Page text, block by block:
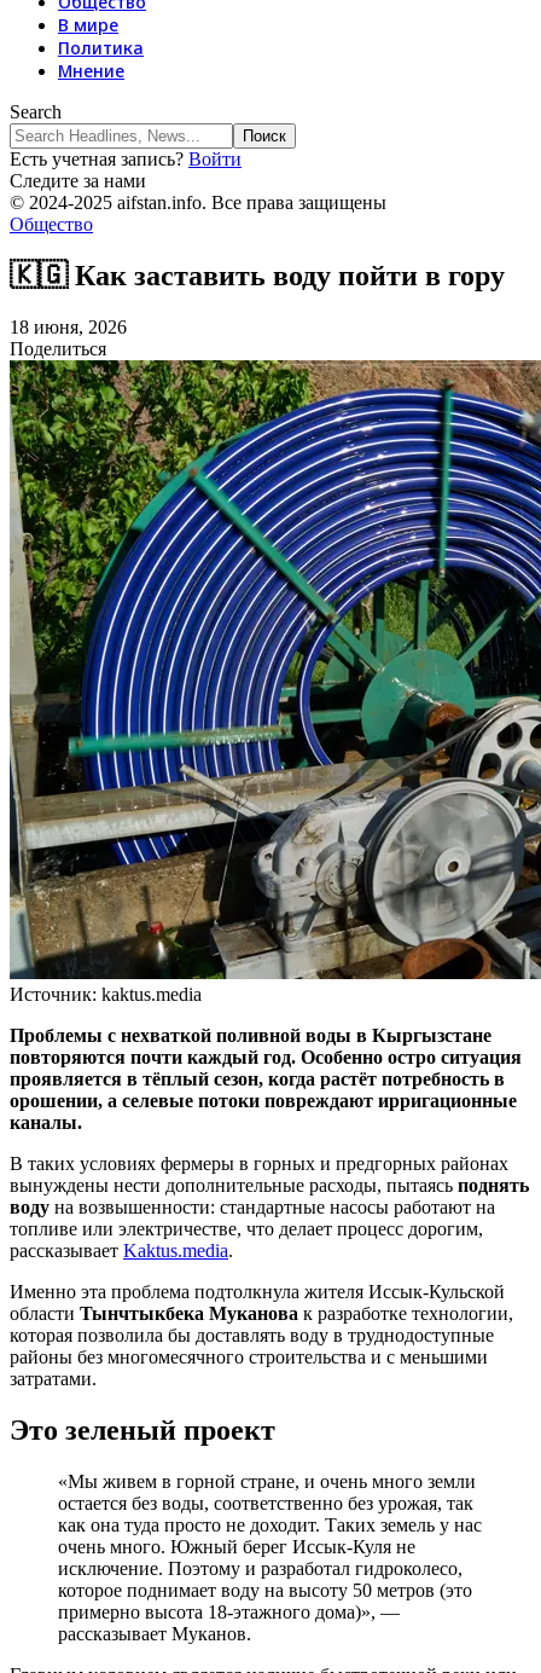
В мире
Политика
Мнение
Search
Есть учетная запись? Войти
Следите за нами
© 2024-2025 aifstan.info. Все права защищены
Общество
🇰🇬 Как заставить воду пойти в гору
18 июня, 2026
Поделиться
Источник: kaktus.media
Проблемы с нехваткой поливной воды в Кыргызстане
повторяются почти каждый год. Особенно остро ситуация
проявляется в тёплый сезон, когда растёт потребность в
орошении, а селевые потоки повреждают ирригационные
каналы.
В таких условиях фермеры в горных и предгорных районах
вынуждены нести дополнительные расходы, пытаясь поднять
воду на возвышенности: стандартные насосы работают на
топливе или электричестве, что делает процесс дорогим,
рассказывает Kaktus.media.
Именно эта проблема подтолкнула жителя Иссык‑Кульской
области Тынчтыкбека Муканова к разработке технологии,
которая позволила бы доставлять воду в труднодоступные
районы без многомесячного строительства и с меньшими
затратами.
Это зеленый проект
«Мы живем в горной стране, и очень много земли
остается без воды, соответственно без урожая, так
как она туда просто не доходит. Таких земель у нас
очень много. Южный берег Иссык-Куля не
исключение. Поэтому и разработал гидроколесо,
которое поднимает воду на высоту 50 метров (это
примерно высота 18-этажного дома)», —
рассказывает Муканов.